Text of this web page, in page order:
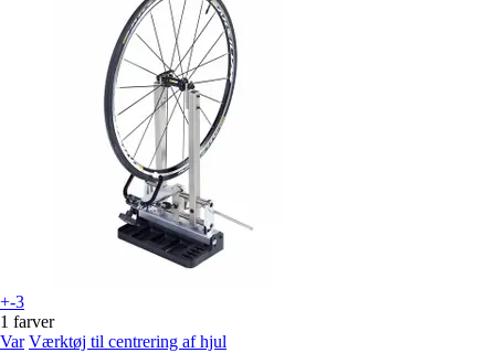
+-3
1 farver
Var Værktøj til centrering af hjul